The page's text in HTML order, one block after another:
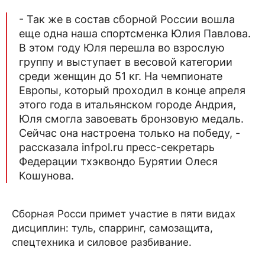
- Так же в состав сборной России вошла
еще одна наша спортсменка Юлия Павлова.
В этом году Юля перешла во взрослую
группу и выступает в весовой категории
среди женщин до 51 кг. На чемпионате
Европы, который проходил в конце апреля
этого года в итальянском городе Андрия,
Юля смогла завоевать бронзовую медаль.
Сейчас она настроена только на победу, -
рассказала infpol.ru пресс-секретарь
Федерации тхэквондо Бурятии Олеся
Кошунова.
Сборная Росси примет участие в пяти видах
дисциплин: туль, спарринг, самозащита,
спецтехника и силовое разбивание.